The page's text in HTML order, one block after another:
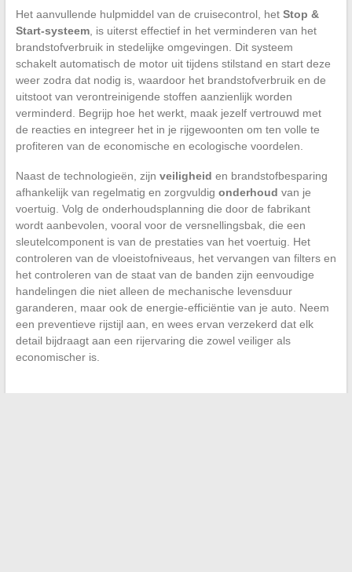
Het aanvullende hulpmiddel van de cruisecontrol, het Stop &
Start-systeem, is uiterst effectief in het verminderen van het
brandstofverbruik in stedelijke omgevingen. Dit systeem
schakelt automatisch de motor uit tijdens stilstand en start deze
weer zodra dat nodig is, waardoor het brandstofverbruik en de
uitstoot van verontreinigende stoffen aanzienlijk worden
verminderd. Begrijp hoe het werkt, maak jezelf vertrouwd met
de reacties en integreer het in je rijgewoonten om ten volle te
profiteren van de economische en ecologische voordelen.
Naast de technologieën, zijn veiligheid en brandstofbesparing
afhankelijk van regelmatig en zorgvuldig onderhoud van je
voertuig. Volg de onderhoudsplanning die door de fabrikant
wordt aanbevolen, vooral voor de versnellingsbak, die een
sleutelcomponent is van de prestaties van het voertuig. Het
controleren van de vloeistofniveaus, het vervangen van filters en
het controleren van de staat van de banden zijn eenvoudige
handelingen die niet alleen de mechanische levensduur
garanderen, maar ook de energie-efficiëntie van je auto. Neem
een preventieve rijstijl aan, en wees ervan verzekerd dat elk
detail bijdraagt aan een rijervaring die zowel veiliger als
economischer is.